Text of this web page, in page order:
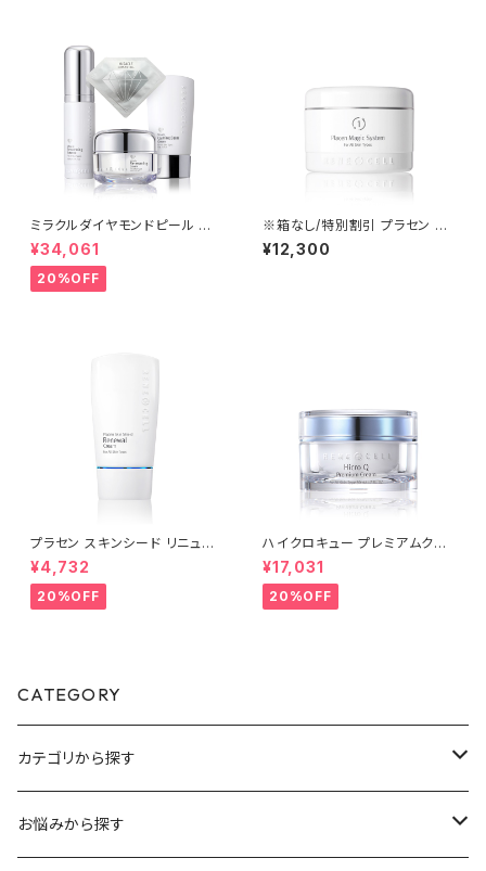
ミラクルダイヤモンドピール プ
ログラムセット│シワ・たるみ・毛
穴のスペシャル集中ケア【Rene
-Cell】ルネセル
¥34,061
20%OFF
※箱なし/特別割引 プラセン マ
ジックシステム1 | 200ml Plac
en Magic System 1【Rene-
¥12,300
プラセン スキンシード リニュー
アルクリーム 50ml | Placen S
kin Shield Renewal Cream
【Rene-Cell】ルネセル
¥4,732
20%OFF
ハイクロキュー プレミアムクリ
ーム 50ml | Hicro Q Premiu
m Cream│乾燥のケア【Rene
-Cell】ルネセル
¥17,031
20%OFF
CATEGORY
カテゴリから探す
スキンケア
お悩みから探す